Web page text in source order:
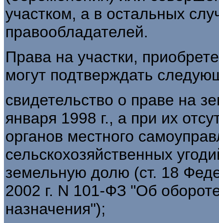
участком, а в остальных
правообладателей.
Права на участки,
могут подтверждать
свидетельство о праве на
января 1998 г., а при их
органов местного
сельскохозяйственных
земельную долю (ст. 18
2002 г. N 101-ФЗ "Об
назначения");